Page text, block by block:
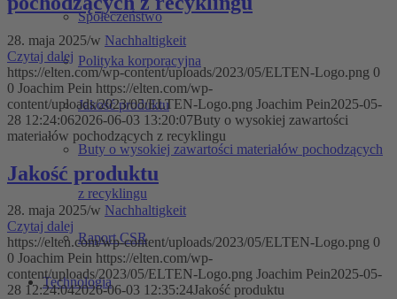
Społeczeństwo
Polityka korporacyjna
Jakość produktu
Buty o wysokiej zawartości materiałów pochodzących
z recyklingu
Raport CSR
Technologia
28. maja 2025/w Nachhaltigkeit
Czytaj dalej
https://elten.com/wp-content/uploads/2023/05/ELTEN-Logo.png 0
0 Joachim Pein https://elten.com/wp-
content/uploads/2023/05/ELTEN-Logo.png Joachim Pein2025-05-
28 12:24:062026-06-03 13:20:07Buty o wysokiej zawartości
materiałów pochodzących z recyklingu
Jakość produktu
28. maja 2025/w Nachhaltigkeit
Czytaj dalej
https://elten.com/wp-content/uploads/2023/05/ELTEN-Logo.png 0
0 Joachim Pein https://elten.com/wp-
content/uploads/2023/05/ELTEN-Logo.png Joachim Pein2025-05-
28 12:24:042026-06-03 12:35:24Jakość produktu